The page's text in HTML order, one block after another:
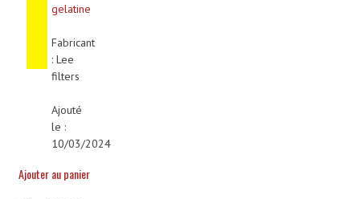
gelatine
Fabricant
: Lee
filters
Ajouté
le :
10/03/2024
Ajouter au panier